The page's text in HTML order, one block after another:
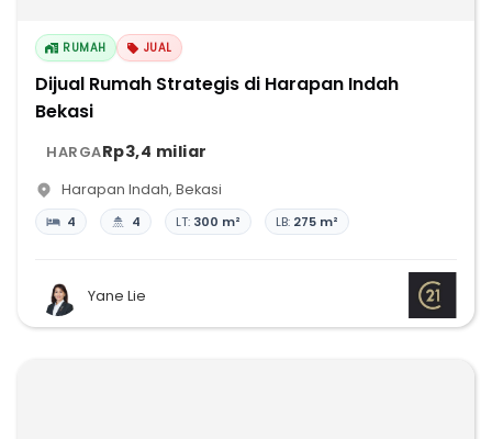
RUMAH JUAL
Dijual Rumah Strategis di Harapan Indah
Bekasi
HARGARp3,4 miliar
Harapan Indah, Bekasi
4 4 LT: 300 m² LB: 275 m²
Yane Lie